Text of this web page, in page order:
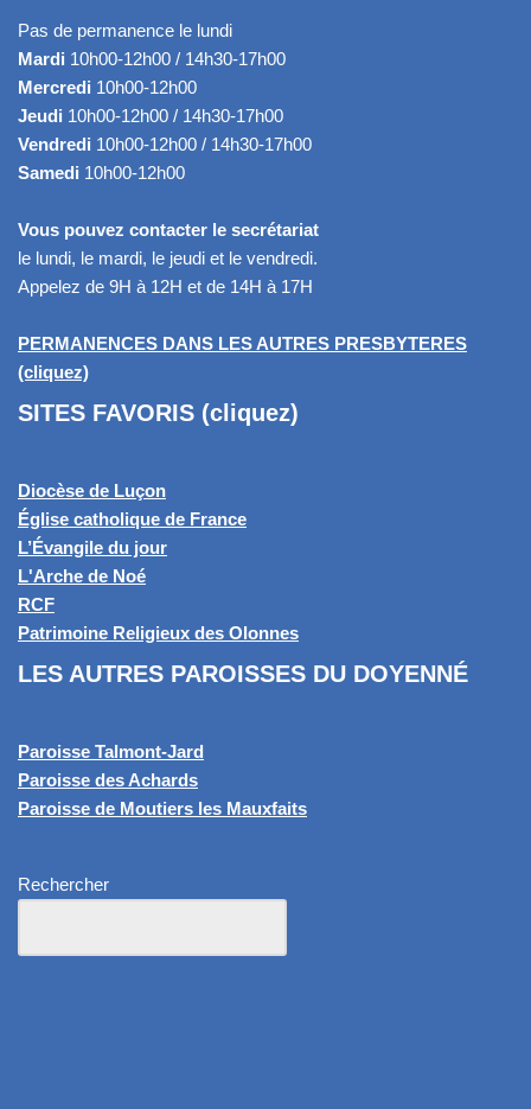
Pas de permanence le lundi
Mardi 10h00-12h00 / 14h30-17h00
Mercredi 10h00-12h00
Jeudi 10h00-12h00 / 14h30-17h00
Vendredi 10h00-12h00 / 14h30-17h00
Samedi 10h00-12h00
Vous pouvez contacter le secrétariat
le lundi, le mardi, le jeudi et le vendredi.
Appelez de 9H à 12H et de 14H à 17H
PERMANENCES DANS LES AUTRES PRESBYTERES
(cliquez)
SITES FAVORIS (cliquez)
Diocèse de Luçon
Église catholique de France
L’Évangile du jour
L'Arche de Noé
RCF
Patrimoine Religieux des Olonnes
LES AUTRES PAROISSES DU DOYENNÉ
Paroisse Talmont-Jard
Paroisse des Achards
Paroisse de Moutiers les Mauxfaits
Rechercher